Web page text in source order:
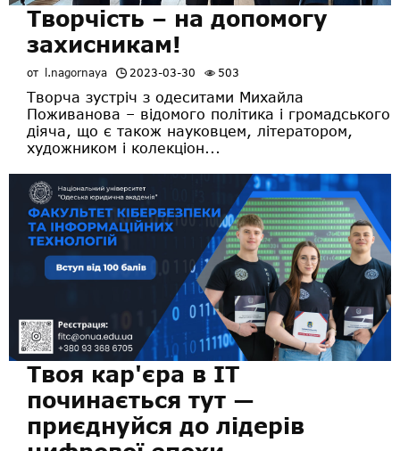
Творчість – на допомогу
захисникам!
от l.nagornaya 2023-03-30 503
Творча зустріч з одеситами Михайла
Поживанова – відомого політика і громадського
діяча, що є також науковцем, літератором,
художником і колекціон...
Твоя кар'єра в ІТ
починається тут —
приєднуйся до лідерів